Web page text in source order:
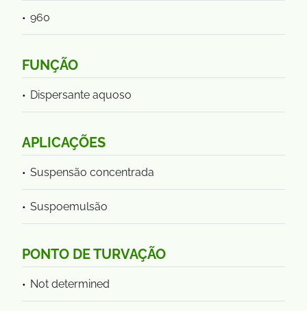
960
FUNÇÃO
Dispersante aquoso
APLICAÇÕES
Suspensão concentrada
Suspoemulsão
PONTO DE TURVAÇÃO
Not determined